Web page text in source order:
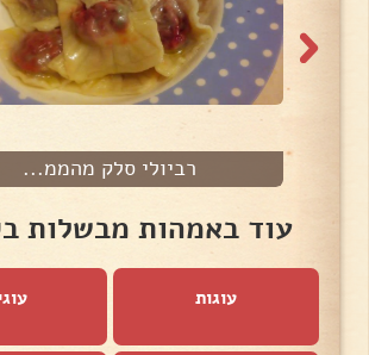
רביולי סלק מהממ...
עוד באמהות מבשלות
עוגות